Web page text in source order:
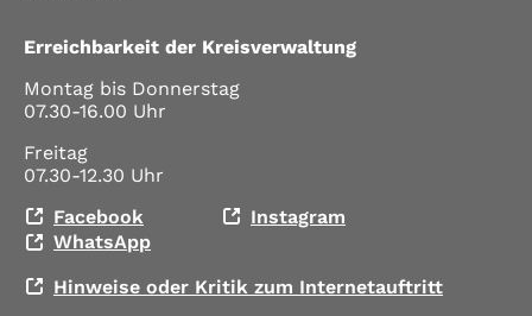
Erreichbarkeit der Kreisverwaltung
Montag bis Donnerstag
07.30-16.00 Uhr
Freitag
07.30-12.30 Uhr
Facebook
Instagram
WhatsApp
Hinweise oder Kritik zum Internetauftritt